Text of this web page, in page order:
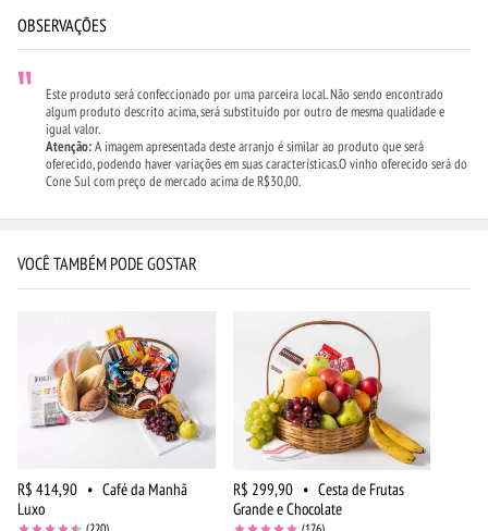
OBSERVAÇÕES
Este produto será confeccionado por uma parceira local. Não sendo encontrado
algum produto descrito acima, será substituído por outro de mesma qualidade e
igual valor.
Atenção:A imagem apresentada deste arranjo é similar ao produto que será
oferecido, podendo haver variações em suas características.O vinho oferecido será do
Cone Sul com preço de mercado acima de R$30,00.
VOCÊ TAMBÉM PODE GOSTAR
R$ 414,90 • Café da Manhã
Luxo
R$ 299,90 • Cesta de Frutas
Grande e Chocolate